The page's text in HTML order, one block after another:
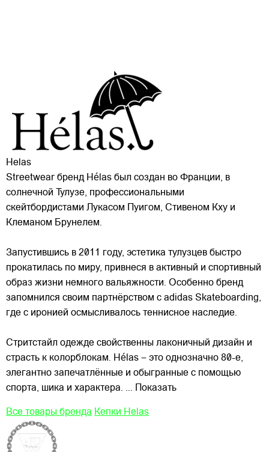
Helas
Streetwear бренд Hélas был создан во Франции, в
солнечной Тулузе, профессиональными
скейтбордистами Лукасом Пуигом, Стивеном Кху и
Клеманом Брунелем.
Запустившись в 2011 году, эстетика тулузцев быстро
прокатилась по миру, привнеся в активный и спортивный
образ жизни немного вальяжности. Особенно бренд
запомнился своим партнёрством с adidas Skateboarding,
где с иронией осмысливалось теннисное наследие.
Стритстайл одежде свойственны лаконичный дизайн и
страсть к колорблокам. Hélas – это однозначно 80-е,
элегантно запечатлённые и обыгранные с помощью
спорта, шика и характера. ... Показать
Все товары бренда Кепки Helas